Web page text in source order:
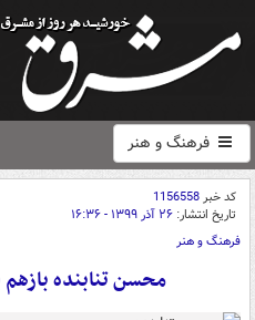
فرهنگ و هنر
کد خبر1156558
تاریخ انتشار: ۲۶ آذر ۱۳۹۹ - ۱۶:۳۶
فرهنگ و هنر
محسن تنابنده